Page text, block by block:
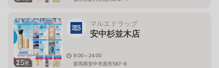
25枚
マルエドラッグ
安中杉並木店
9:00～24:00
群馬県安中市原市587-6